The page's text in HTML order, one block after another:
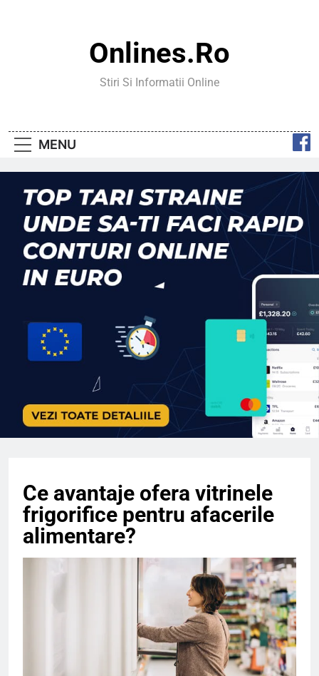
Onlines.ro
Stiri Si Informatii Online
MENU
Ce avantaje ofera vitrinele
frigorifice pentru afacerile
alimentare?